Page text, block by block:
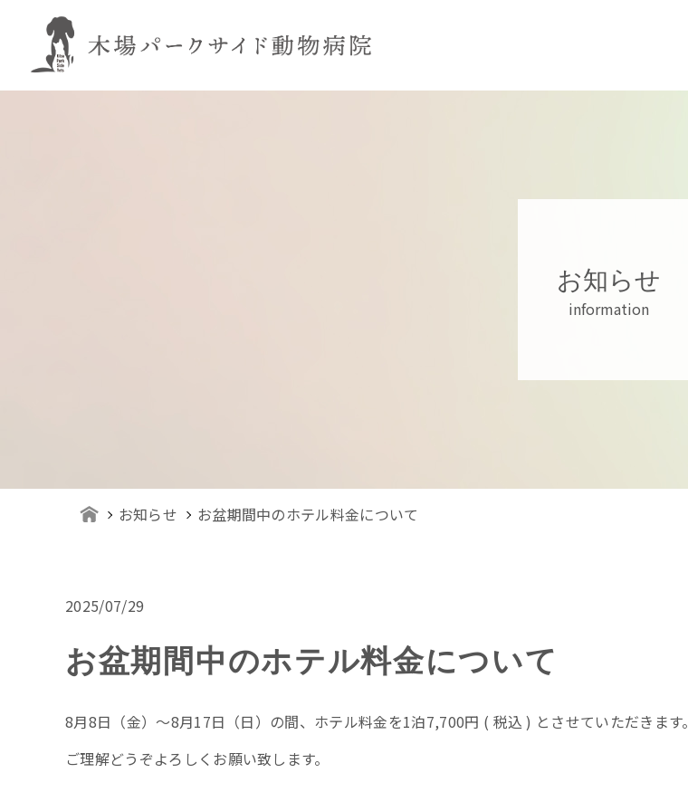
お知らせ
information
お知らせ お盆期間中のホテル料金について
2025/07/29
お盆期間中のホテル料金について
8月8日（金）〜8月17日（日）の間、ホテル料金を1泊7,700円 ( 税込 ) とさせていただきます。
ご理解どうぞよろしくお願い致します。